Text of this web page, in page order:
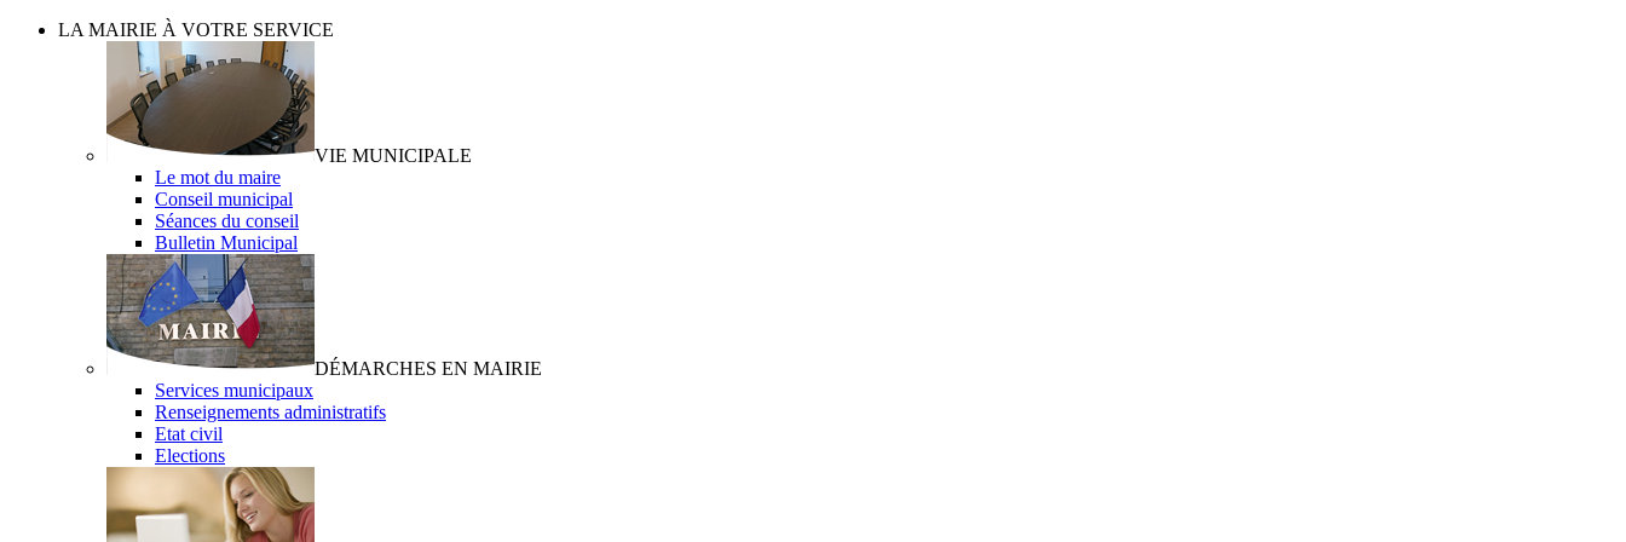
LA MAIRIE À VOTRE SERVICE
VIE MUNICIPALE
Le mot du maire
Conseil municipal
Séances du conseil
Bulletin Municipal
DÉMARCHES EN MAIRIE
Services municipaux
Renseignements administratifs
Etat civil
Elections